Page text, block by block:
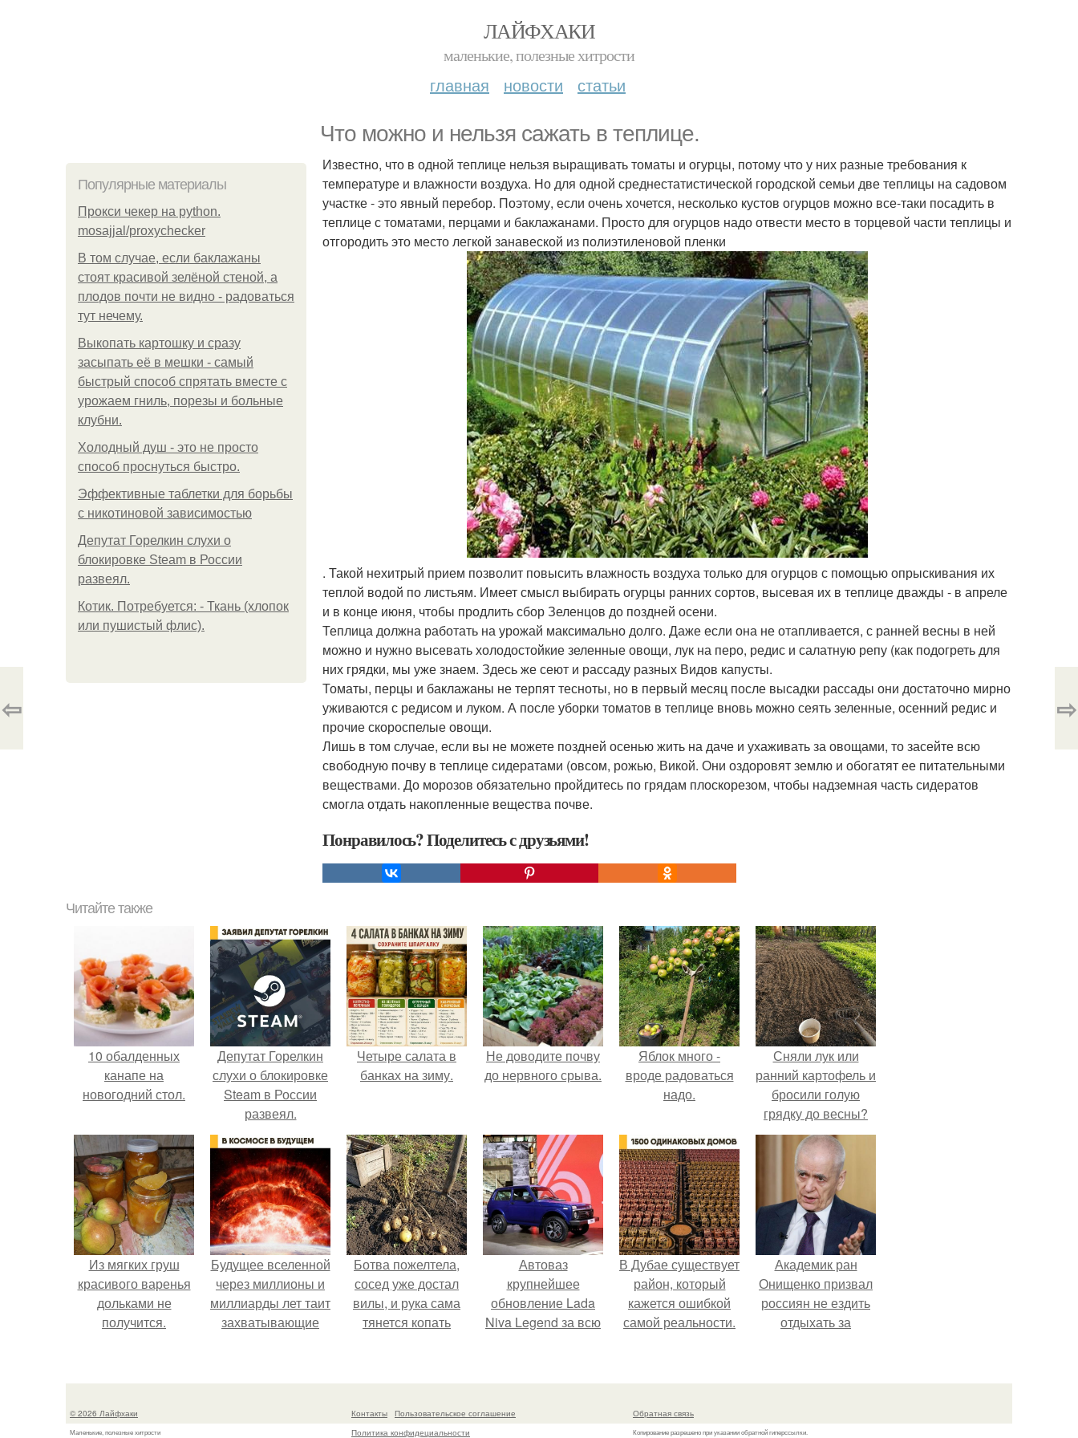
ЛАЙФХАКИ
маленькие, полезные хитрости
главная новости статьи
Что можно и нельзя сажать в теплице.
Популярные материалы
Прокси чекер на python.
mosajjal/proxychecker
В том случае, если баклажаны
стоят красивой зелёной стеной, а
плодов почти не видно - радоваться
тут нечему.
Выкопать картошку и сразу
засыпать её в мешки - самый
быстрый способ спрятать вместе с
урожаем гниль, порезы и больные
клубни.
Холодный душ - это не просто
способ проснуться быстро.
Эффективные таблетки для борьбы
с никотиновой зависимостью
Депутат Горелкин слухи о
блокировке Steam в России
развеял.
Котик. Потребуется: - Ткань (хлопок
или пушистый флис).
Известно, что в одной теплице нельзя выращивать томаты и огурцы, потому что у них разные требования к
температуре и влажности воздуха. Но для одной среднестатистической городской семьи две теплицы на садовом
участке - это явный перебор. Поэтому, если очень хочется, несколько кустов огурцов можно все-таки посадить в
теплице с томатами, перцами и баклажанами. Просто для огурцов надо отвести место в торцевой части теплицы и
отгородить это место легкой занавеской из полиэтиленовой пленки
. Такой нехитрый прием позволит повысить влажность воздуха только для огурцов с помощью опрыскивания их
теплой водой по листьям. Имеет смысл выбирать огурцы ранних сортов, высевая их в теплице дважды - в апреле
и в конце июня, чтобы продлить сбор Зеленцов до поздней осени.
Теплица должна работать на урожай максимально долго. Даже если она не отапливается, с ранней весны в ней
можно и нужно высевать холодостойкие зеленные овощи, лук на перо, редис и салатную репу (как подогреть для
них грядки, мы уже знаем. Здесь же сеют и рассаду разных Видов капусты.
Томаты, перцы и баклажаны не терпят тесноты, но в первый месяц после высадки рассады они достаточно мирно
уживаются с редисом и луком. А после уборки томатов в теплице вновь можно сеять зеленные, осенний редис и
прочие скороспелые овощи.
Лишь в том случае, если вы не можете поздней осенью жить на даче и ухаживать за овощами, то засейте всю
свободную почву в теплице сидератами (овсом, рожью, Викой. Они оздоровят землю и обогатят ее питательными
веществами. До морозов обязательно пройдитесь по грядам плоскорезом, чтобы надземная часть сидератов
смогла отдать накопленные вещества почве.
Понравилось? Поделитесь с друзьями!
⇦ ⇨
Читайте также
10 обалденных
канапе на
новогодний стол.
Депутат Горелкин
слухи о блокировке
Steam в России
развеял.
Четыре салата в
банках на зиму.
Не доводите почву
до нервного срыва.
Яблок много -
вроде радоваться
надо.
Сняли лук или
ранний картофель и
бросили голую
грядку до весны?
Из мягких груш
красивого варенья
дольками не
получится.
Будущее вселенной
через миллионы и
миллиарды лет таит
захватывающие
Ботва пожелтела,
сосед уже достал
вилы, и рука сама
тянется копать
Автоваз
крупнейшее
обновление Lada
Niva Legend за всю
В Дубае существует
район, который
кажется ошибкой
самой реальности.
Академик ран
Онищенко призвал
россиян не ездить
отдыхать за
Когда у нас в
© 2026 Лайфхаки
Маленькие, полезные хитрости
Контакты
Пользовательское соглашение
Политика конфидециальности
Обратная связь
Копирование разрешено при указании обратной гиперссылки.